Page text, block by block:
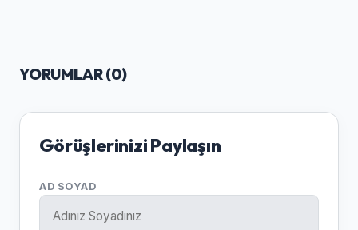
YORUMLAR (0)
Görüşlerinizi Paylaşın
AD SOYAD